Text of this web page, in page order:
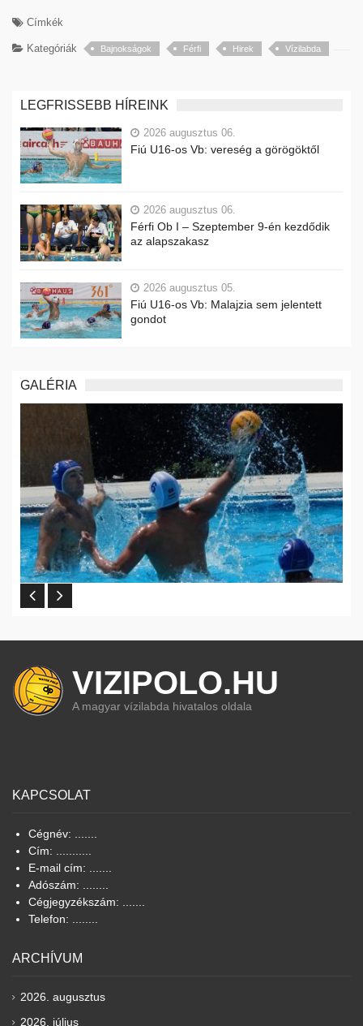
Címkék
Kategóriák Bajnokságok Férfi Hirek Vízilabda
LEGFRISSEBB HÍREINK
2026 augusztus 06.
Fiú U16-os Vb: vereség a görögöktől
2026 augusztus 06.
Férfi Ob I – Szeptember 9-én kezdődik
az alapszakasz
2026 augusztus 05.
Fiú U16-os Vb: Malajzia sem jelentett
gondot
GALÉRIA
VIZIPOLO.HU
A magyar vízilabda hivatalos oldala
KAPCSOLAT
Cégnév: .......
Cím: ...........
E-mail cím: .......
Adószám: ........
Cégjegyzékszám: .......
Telefon: ........
ARCHÍVUM
2026. augusztus
2026. július